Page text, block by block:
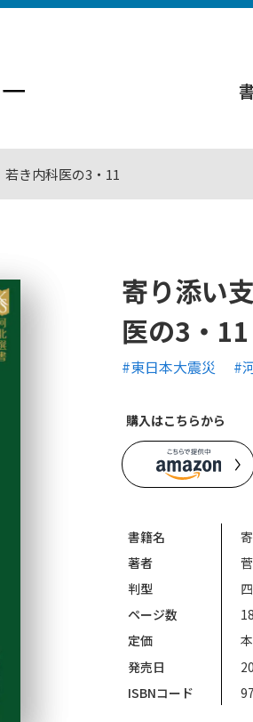
き内科医の3・11
寄り添い
医の3・11
#東日本大震災 #
購入はこちらから
書籍名
著者
判型
ページ数
定価
発売日
ISBNコード